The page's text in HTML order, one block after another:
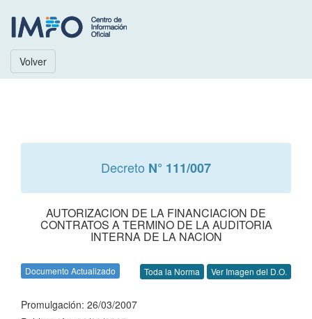
Volver
Decreto N° 111/007
AUTORIZACION DE LA FINANCIACION DE
CONTRATOS A TERMINO DE LA AUDITORIA
INTERNA DE LA NACION
Documento Actualizado Toda la Norma Ver Imagen del D.O.
Promulgación: 26/03/2007